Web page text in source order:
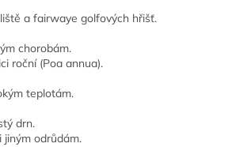
a fairwaye golfových hřišť.
chorobám.
roční (Poa annua).
teplotám.
drn.
jiným odrůdám.